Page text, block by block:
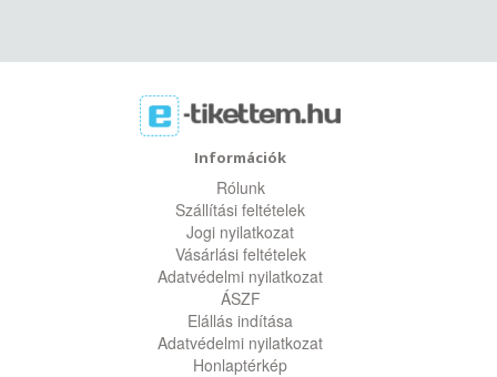
Információk
Rólunk
Szállítási feltételek
Jogi nyilatkozat
Vásárlási feltételek
Adatvédelmi nyilatkozat
ÁSZF
Elállás indítása
Adatvédelmi nyilatkozat
Honlaptérkép